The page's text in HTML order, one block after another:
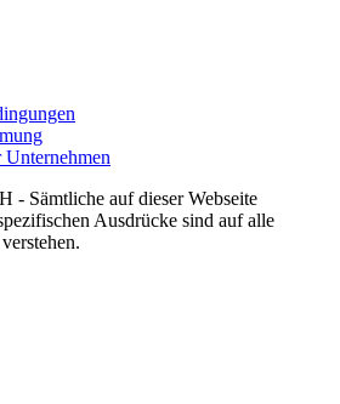
Sämtliche auf dieser Webseite
Ausdrücke sind auf alle